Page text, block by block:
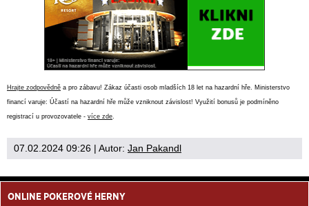
Hrajte zodpovědně a pro zábavu! Zákaz účasti osob mladších 18 let na hazardní hře. Ministerstvo
financí varuje: Účastí na hazardní hře může vzniknout závislost! Využití bonusů je podmíněno
registrací u provozovatele - více zde.
07.02.2024 09:26 | Autor: Jan Pakandl
ONLINE POKEROVÉ HERNY